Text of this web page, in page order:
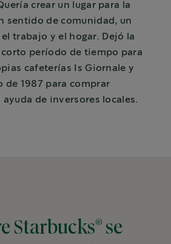
crear un lugar para la
sentido de comunidad, un
trabajo y el hogar. Dejó la
período de tiempo para
cafeterías Is Giornale y
de 1987 para comprar
ayuda de inversores locales.
Starbucks® se